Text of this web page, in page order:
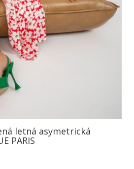
letná asymetrická
PARIS